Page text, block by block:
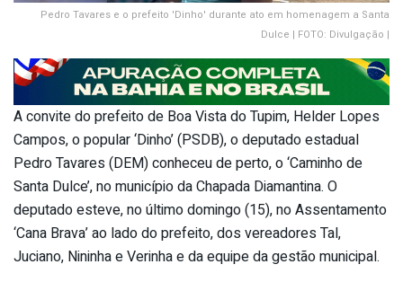
Pedro Tavares e o prefeito 'Dinho' durante ato em homenagem a Santa
Dulce | FOTO: Divulgação |
A convite do prefeito de Boa Vista do Tupim, Helder Lopes
Campos, o popular ‘Dinho’ (PSDB), o deputado estadual
Pedro Tavares (DEM) conheceu de perto, o ‘Caminho de
Santa Dulce’, no município da Chapada Diamantina. O
deputado esteve, no último domingo (15), no Assentamento
‘Cana Brava’ ao lado do prefeito, dos vereadores Tal,
Juciano, Nininha e Verinha e da equipe da gestão municipal.